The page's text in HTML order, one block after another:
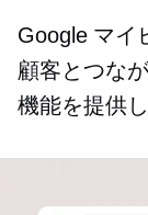
Google マイ
顧客とつな
機能を提供し